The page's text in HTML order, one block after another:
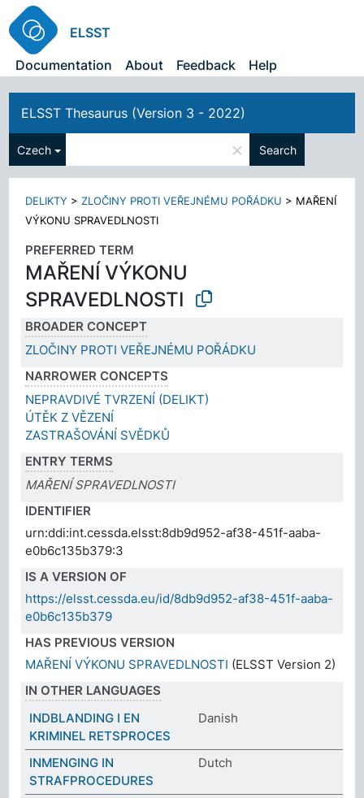
ELSST
Documentation
About Feedback Help
ELSST Thesaurus (Version 3 - 2022)
Czech × Search
DELIKTY >ZLOČINY PROTI VEŘEJNÉMU POŘÁDKU > MAŘENÍ
VÝKONU SPRAVEDLNOSTI
PREFERRED TERM
MAŘENÍ VÝKONU
SPRAVEDLNOSTI
BROADER CONCEPT
ZLOČINY PROTI VEŘEJNÉMU POŘÁDKU
NARROWER CONCEPTS
NEPRAVDIVÉ TVRZENÍ (DELIKT)
ÚTĚK Z VĚZENÍ
ZASTRAŠOVÁNÍ SVĚDKŮ
ENTRY TERMS
MAŘENÍ SPRAVEDLNOSTI
IDENTIFIER
urn:ddi:int.cessda.elsst:8db9d952-af38-451f-aaba-
e0b6c135b379:3
IS A VERSION OF
https://elsst.cessda.eu/id/8db9d952-af38-451f-aaba-
e0b6c135b379
HAS PREVIOUS VERSION
MAŘENÍ VÝKONU SPRAVEDLNOSTI (ELSST Version 2)
IN OTHER LANGUAGES
INDBLANDING I EN
KRIMINEL RETSPROCES
Danish
INMENGING IN
STRAFPROCEDURES
Dutch